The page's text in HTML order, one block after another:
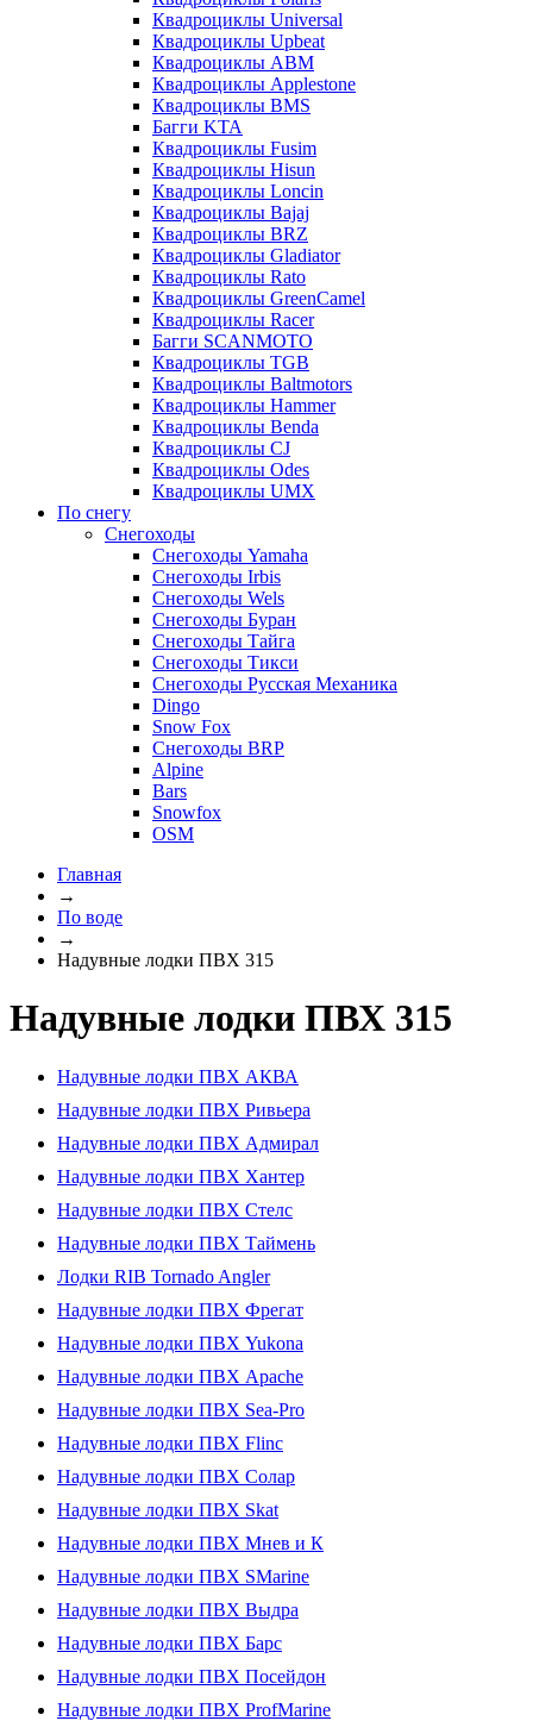
Квадроциклы Universal
Квадроциклы Upbeat
Квадроциклы ABM
Квадроциклы Applestone
Квадроциклы BMS
Багги KTA
Квадроциклы Fusim
Квадроциклы Hisun
Квадроциклы Loncin
Квадроциклы Bajaj
Квадроциклы BRZ
Квадроциклы Gladiator
Квадроциклы Rato
Квадроциклы GreenCamel
Квадроциклы Racer
Багги SCANMOTO
Квадроциклы TGB
Квадроциклы Baltmotors
Квадроциклы Hammer
Квадроциклы Benda
Квадроциклы CJ
Квадроциклы Odes
Квадроциклы UMX
По снегу
Снегоходы
Снегоходы Yamaha
Снегоходы Irbis
Снегоходы Wels
Снегоходы Буран
Снегоходы Тайга
Снегоходы Тикси
Снегоходы Русская Механика
Dingo
Snow Fox
Снегоходы BRP
Alpine
Bars
Snowfox
OSM
Главная
→
По воде
→
Надувные лодки ПВХ 315
Надувные лодки ПВХ 315
Надувные лодки ПВХ АКВА
Надувные лодки ПВХ Ривьера
Надувные лодки ПВХ Адмирал
Надувные лодки ПВХ Хантер
Надувные лодки ПВХ Стелс
Надувные лодки ПВХ Таймень
Лодки RIB Tornado Angler
Надувные лодки ПВХ Фрегат
Надувные лодки ПВХ Yukona
Надувные лодки ПВХ Apache
Надувные лодки ПВХ Sea-Pro
Надувные лодки ПВХ Flinc
Надувные лодки ПВХ Солар
Надувные лодки ПВХ Skat
Надувные лодки ПВХ Мнев и К
Надувные лодки ПВХ SMarine
Надувные лодки ПВХ Выдра
Надувные лодки ПВХ Барс
Надувные лодки ПВХ Посейдон
Надувные лодки ПВХ ProfMarine